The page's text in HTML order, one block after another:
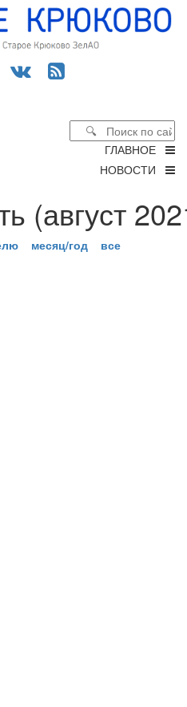
ГЛАВНОЕ
НОВОСТИ
(август
месяц/год
все